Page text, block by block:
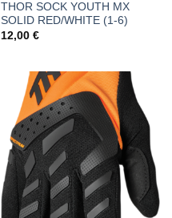
THOR SOCK YOUTH MX
SOLID RED/WHITE (1-6)
12,00 €